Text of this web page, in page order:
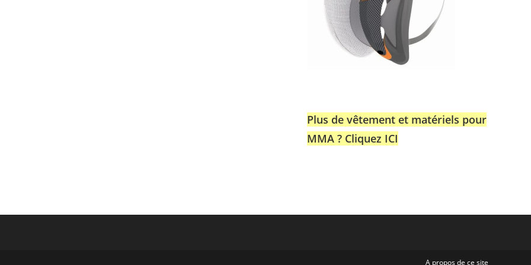
Plus de vêtement et matériels pour
MMA ? Cliquez ICI
A propos de ce site